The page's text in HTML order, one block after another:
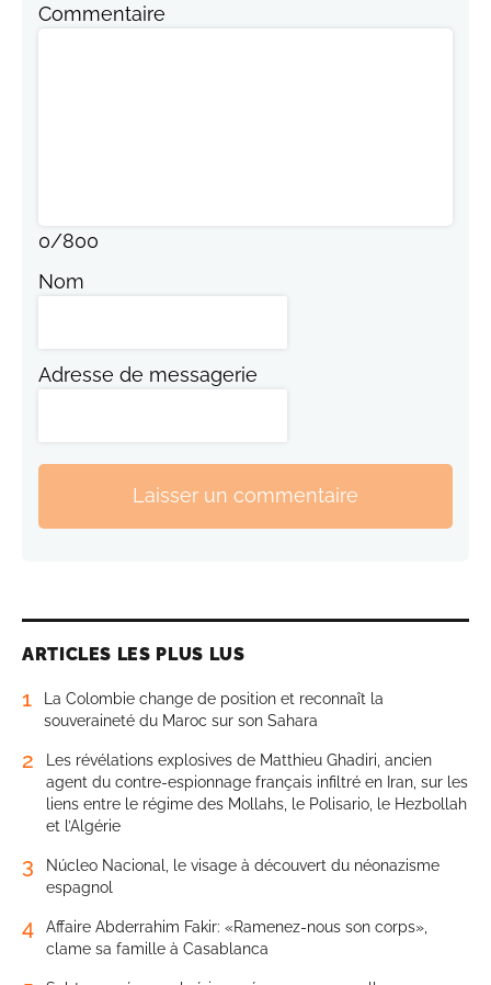
Commentaire
0/800
Nom
Adresse de messagerie
Laisser un commentaire
ARTICLES LES PLUS LUS
1
La Colombie change de position et reconnaît la
souveraineté du Maroc sur son Sahara
2
Les révélations explosives de Matthieu Ghadiri, ancien
agent du contre-espionnage français infiltré en Iran, sur les
liens entre le régime des Mollahs, le Polisario, le Hezbollah
et l’Algérie
3
Núcleo Nacional, le visage à découvert du néonazisme
espagnol
4
Affaire Abderrahim Fakir: «Ramenez-nous son corps»,
clame sa famille à Casablanca